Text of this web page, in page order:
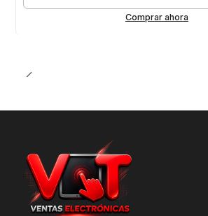
Cantidad
Comprar ahora